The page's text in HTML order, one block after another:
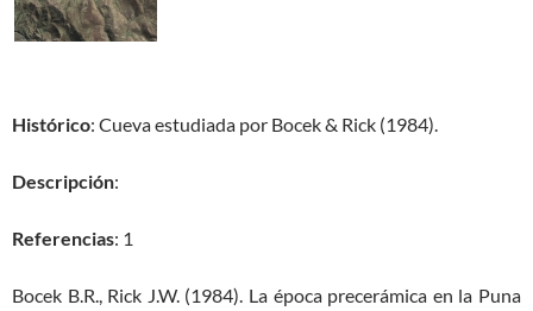
Histórico: Cueva estudiada por Bocek & Rick (1984).
Descripción:
Referencias: 1
Bocek B.R., Rick J.W. (1984). La época precerámica en la Puna